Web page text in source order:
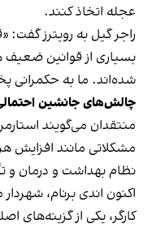
عجله اتخاذ کنند.
راجر گیل به رویترز
بسیاری از قوانین ضعیف
شده‌اند. ما به حکمرانی
چالش‌های جانشین
منتقدان می‌گویند
مشکلاتی مانند افزایش
نظام بهداشت و درمان و
اکنون اندی برنام،
کارگر، یکی از گزینه‌های